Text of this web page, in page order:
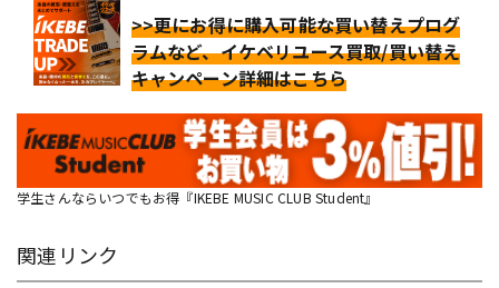
>>更にお得に購入可能な買い替えプログ
ラムなど、イケベリユース買取/買い替え
キャンペーン詳細はこちら
学生さんならいつでもお得『IKEBE MUSIC CLUB Student』
関連リンク